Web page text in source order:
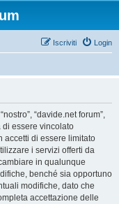
Login
Iscriviti
“davide.net forum”,
di essere vincolato
accetti di essere limitato
i servizi offerti da
in qualunque
benché sia opportuno
modifiche, dato che
accettazione delle